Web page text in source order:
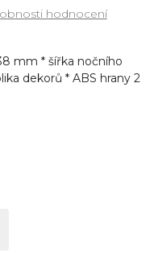
hodnocení
mm * šířka nočního
dekorů * ABS hrany 2